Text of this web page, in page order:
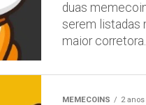
duas
serem listadas
maior
MEMECOINS 2